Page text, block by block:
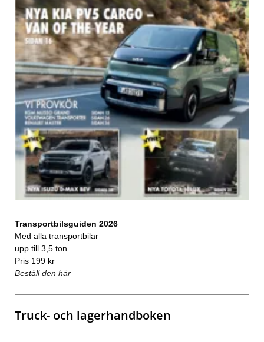
Transportbilsguiden 2026
Med alla transportbilar
upp till 3,5 ton
Pris 199 kr
Beställ den här
Truck- och lagerhandboken